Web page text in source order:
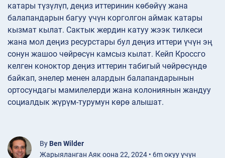
катары түзүлүп, деңиз иттеринин көбөйүү жана
балапандарын багуу үчүн корголгон аймак катары
кызмат кылат. Сактык жердин катуу жээк тилкеси
жана мол деңиз ресурстары бул деңиз иттери үчүн эң
сонун жашоо чөйрөсүн камсыз кылат. Кейп Кроссго
келген коноктор деңиз иттерин табигый чөйрөсүндө
байкап, энелер менен алардын балапандарынын
ортосундагы мамилелерди жана колониянын жандуу
социалдык жүрүм-турумун көрө алышат.
By Ben Wilder
Жарыяланган Аяк оона 22, 2024 • 6m окуу үчүн